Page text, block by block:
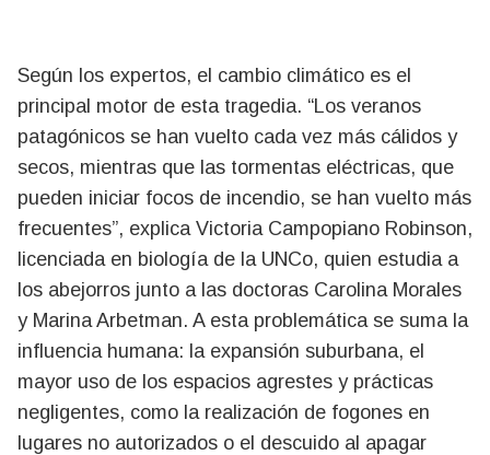
Según los expertos, el cambio climático es el
principal motor de esta tragedia. “Los veranos
patagónicos se han vuelto cada vez más cálidos y
secos, mientras que las tormentas eléctricas, que
pueden iniciar focos de incendio, se han vuelto más
frecuentes”, explica Victoria Campopiano Robinson,
licenciada en biología de la UNCo, quien estudia a
los abejorros junto a las doctoras Carolina Morales
y Marina Arbetman. A esta problemática se suma la
influencia humana: la expansión suburbana, el
mayor uso de los espacios agrestes y prácticas
negligentes, como la realización de fogones en
lugares no autorizados o el descuido al apagar